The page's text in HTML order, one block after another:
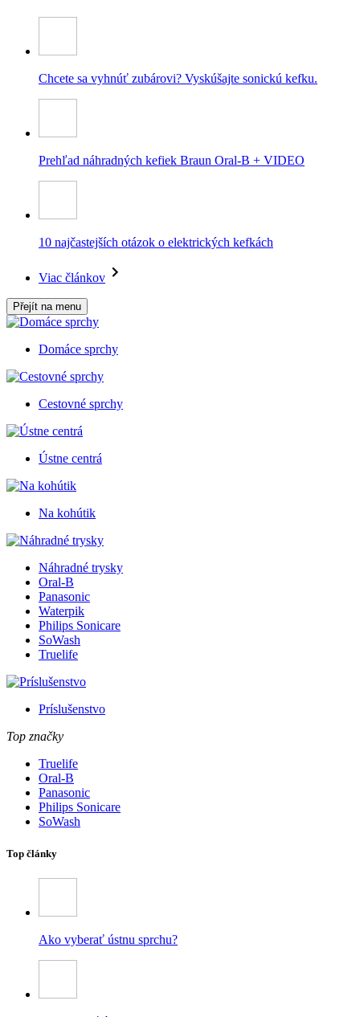
Chcete sa vyhnúť zubárovi? Vyskúšajte sonickú kefku.
Prehľad náhradných kefiek Braun Oral-B + VIDEO
10 najčastejších otázok o elektrických kefkách
Viac článkov
Přejít na menu
Domáce sprchy
Cestovné sprchy
Ústne centrá
Na kohútik
Náhradné trysky
Oral-B
Panasonic
Waterpik
Philips Sonicare
SoWash
Truelife
Príslušenstvo
Top značky
Truelife
Oral-B
Panasonic
Philips Sonicare
SoWash
Top články
Ako vyberať ústnu sprchu?